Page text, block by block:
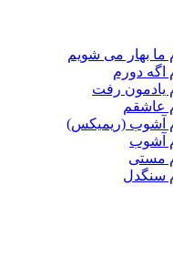
ما بهار می شویم
اگه دورم
یادمون رفت
عاشقم
آشوب (ریمیکس)
آشوب
مستی
سنگدل